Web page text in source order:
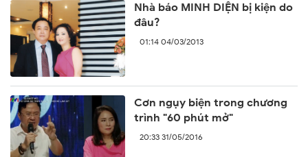
Nhà báo MINH DIỆN bị kiện do
đâu?
01:14 04/03/2013
Cơn ngụy biện trong chương
trình "60 phút mở"
20:33 31/05/2016